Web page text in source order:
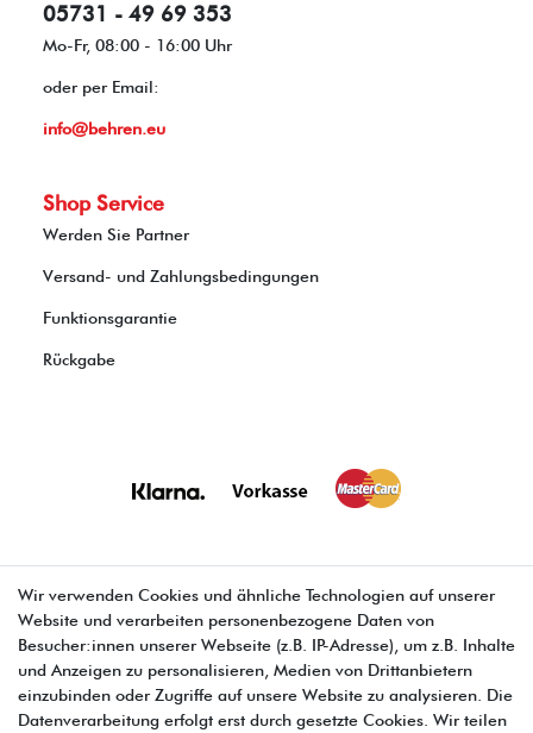
05731 - 49 69 353
Mo-Fr, 08:00 - 16:00 Uhr
oder per Email:
info@behren.eu
Shop Service
Werden Sie Partner
Versand- und Zahlungsbedingungen
Funktionsgarantie
Rückgabe
Hiermit bestätige ich, dass ich die Daten­schutz­erklärunggelesen habe. Meine
Einwilligung kann ich jederzeit widerrufen.**
Wir verwenden Cookies und ähnliche Technologien auf unserer
Website und verarbeiten personenbezogene Daten von
Besucher:innen unserer Webseite (z.B. IP-Adresse), um z.B. Inhalte
und Anzeigen zu personalisieren, Medien von Drittanbietern
einzubinden oder Zugriffe auf unsere Website zu analysieren. Die
Datenverarbeitung erfolgt erst durch gesetzte Cookies. Wir teilen